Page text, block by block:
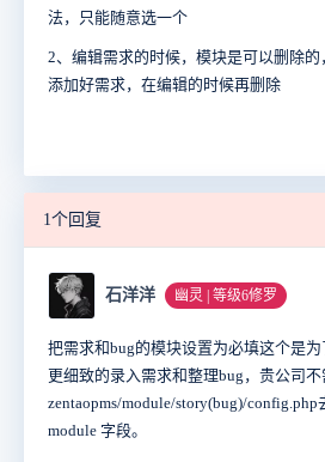
法，只能随意选一个
2、编辑需求的时候，模块是可以删除
添加好需求，在编辑的时候再删除
1个回复
石洋洋 幽灵 | 等级6修罗
把需求和bug的模块设置为必填这个是
更细致的录入需求和整理bug，贵公司
zentaopms/module/story(bug)/config.php
module 字段。